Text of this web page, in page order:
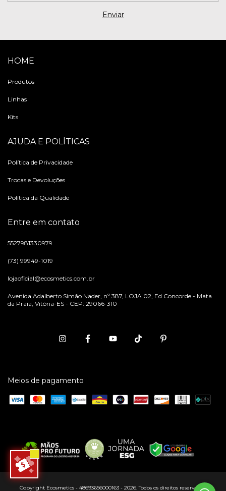
HOME
Produtos
Linhas
Kits
AJUDA E POLÍTICAS
Política de Privacidade
Trocas e Devoluções
Política da Qualidade
Entre em contato
5527981330979
(73) 99949-1019
lojaoficial@ecosmetics.com.br
Avenida Adalberto Simão Nader, nº 387, LOJA 02, Ed Concorde - Mata
da Praia, Vitória-ES - CEP: 29066-310
Meios de pagamento
Copyright Ecosmetics - 48693656000163 - 2026. Todos os direitos reservados.